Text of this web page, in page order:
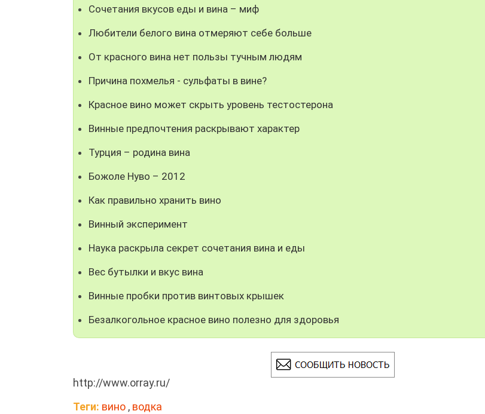
Сочетания вкусов еды и вина – миф
Любители белого вина отмеряют себе больше
От красного вина нет пользы тучным людям
Причина похмелья - сульфаты в вине?
Красное вино может скрыть уровень тестостерона
Винные предпочтения раскрывают характер
Турция – родина вина
Божоле Нуво – 2012
Как правильно хранить вино
Винный эксперимент
Наука раскрыла секрет сочетания вина и еды
Вес бутылки и вкус вина
Винные пробки против винтовых крышек
Безалкогольное красное вино полезно для здоровья
http://www.orray.ru/
Теги: вино , водка